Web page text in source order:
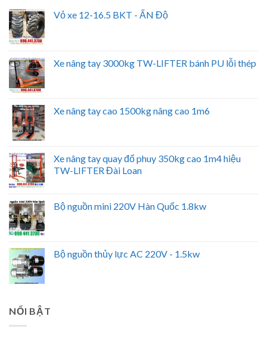
Vỏ xe 12-16.5 BKT - ẤN Độ
Xe nâng tay 3000kg TW-LIFTER bánh PU lỗi thép
Xe nâng tay cao 1500kg nâng cao 1m6
Xe nâng tay quay đổ phuy 350kg cao 1m4 hiệu
TW-LIFTER Đài Loan
Bộ nguồn mini 220V Hàn Quốc 1.8kw
Bộ nguồn thủy lực AC 220V - 1.5kw
NỔI BẬT